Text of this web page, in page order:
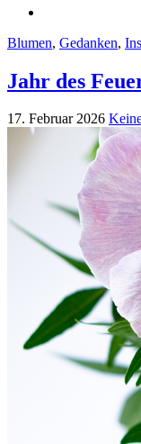
Blumen, Gedanken,
Jahr des
17. Februar 2026